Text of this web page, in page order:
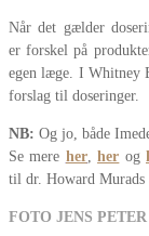
Når det gælder
er forskel på
egen læge. I Whitney
forslag til doseringer.
NB: Og jo, både
Se mere her,her og
til dr. Howard Murads
FOTO JENS